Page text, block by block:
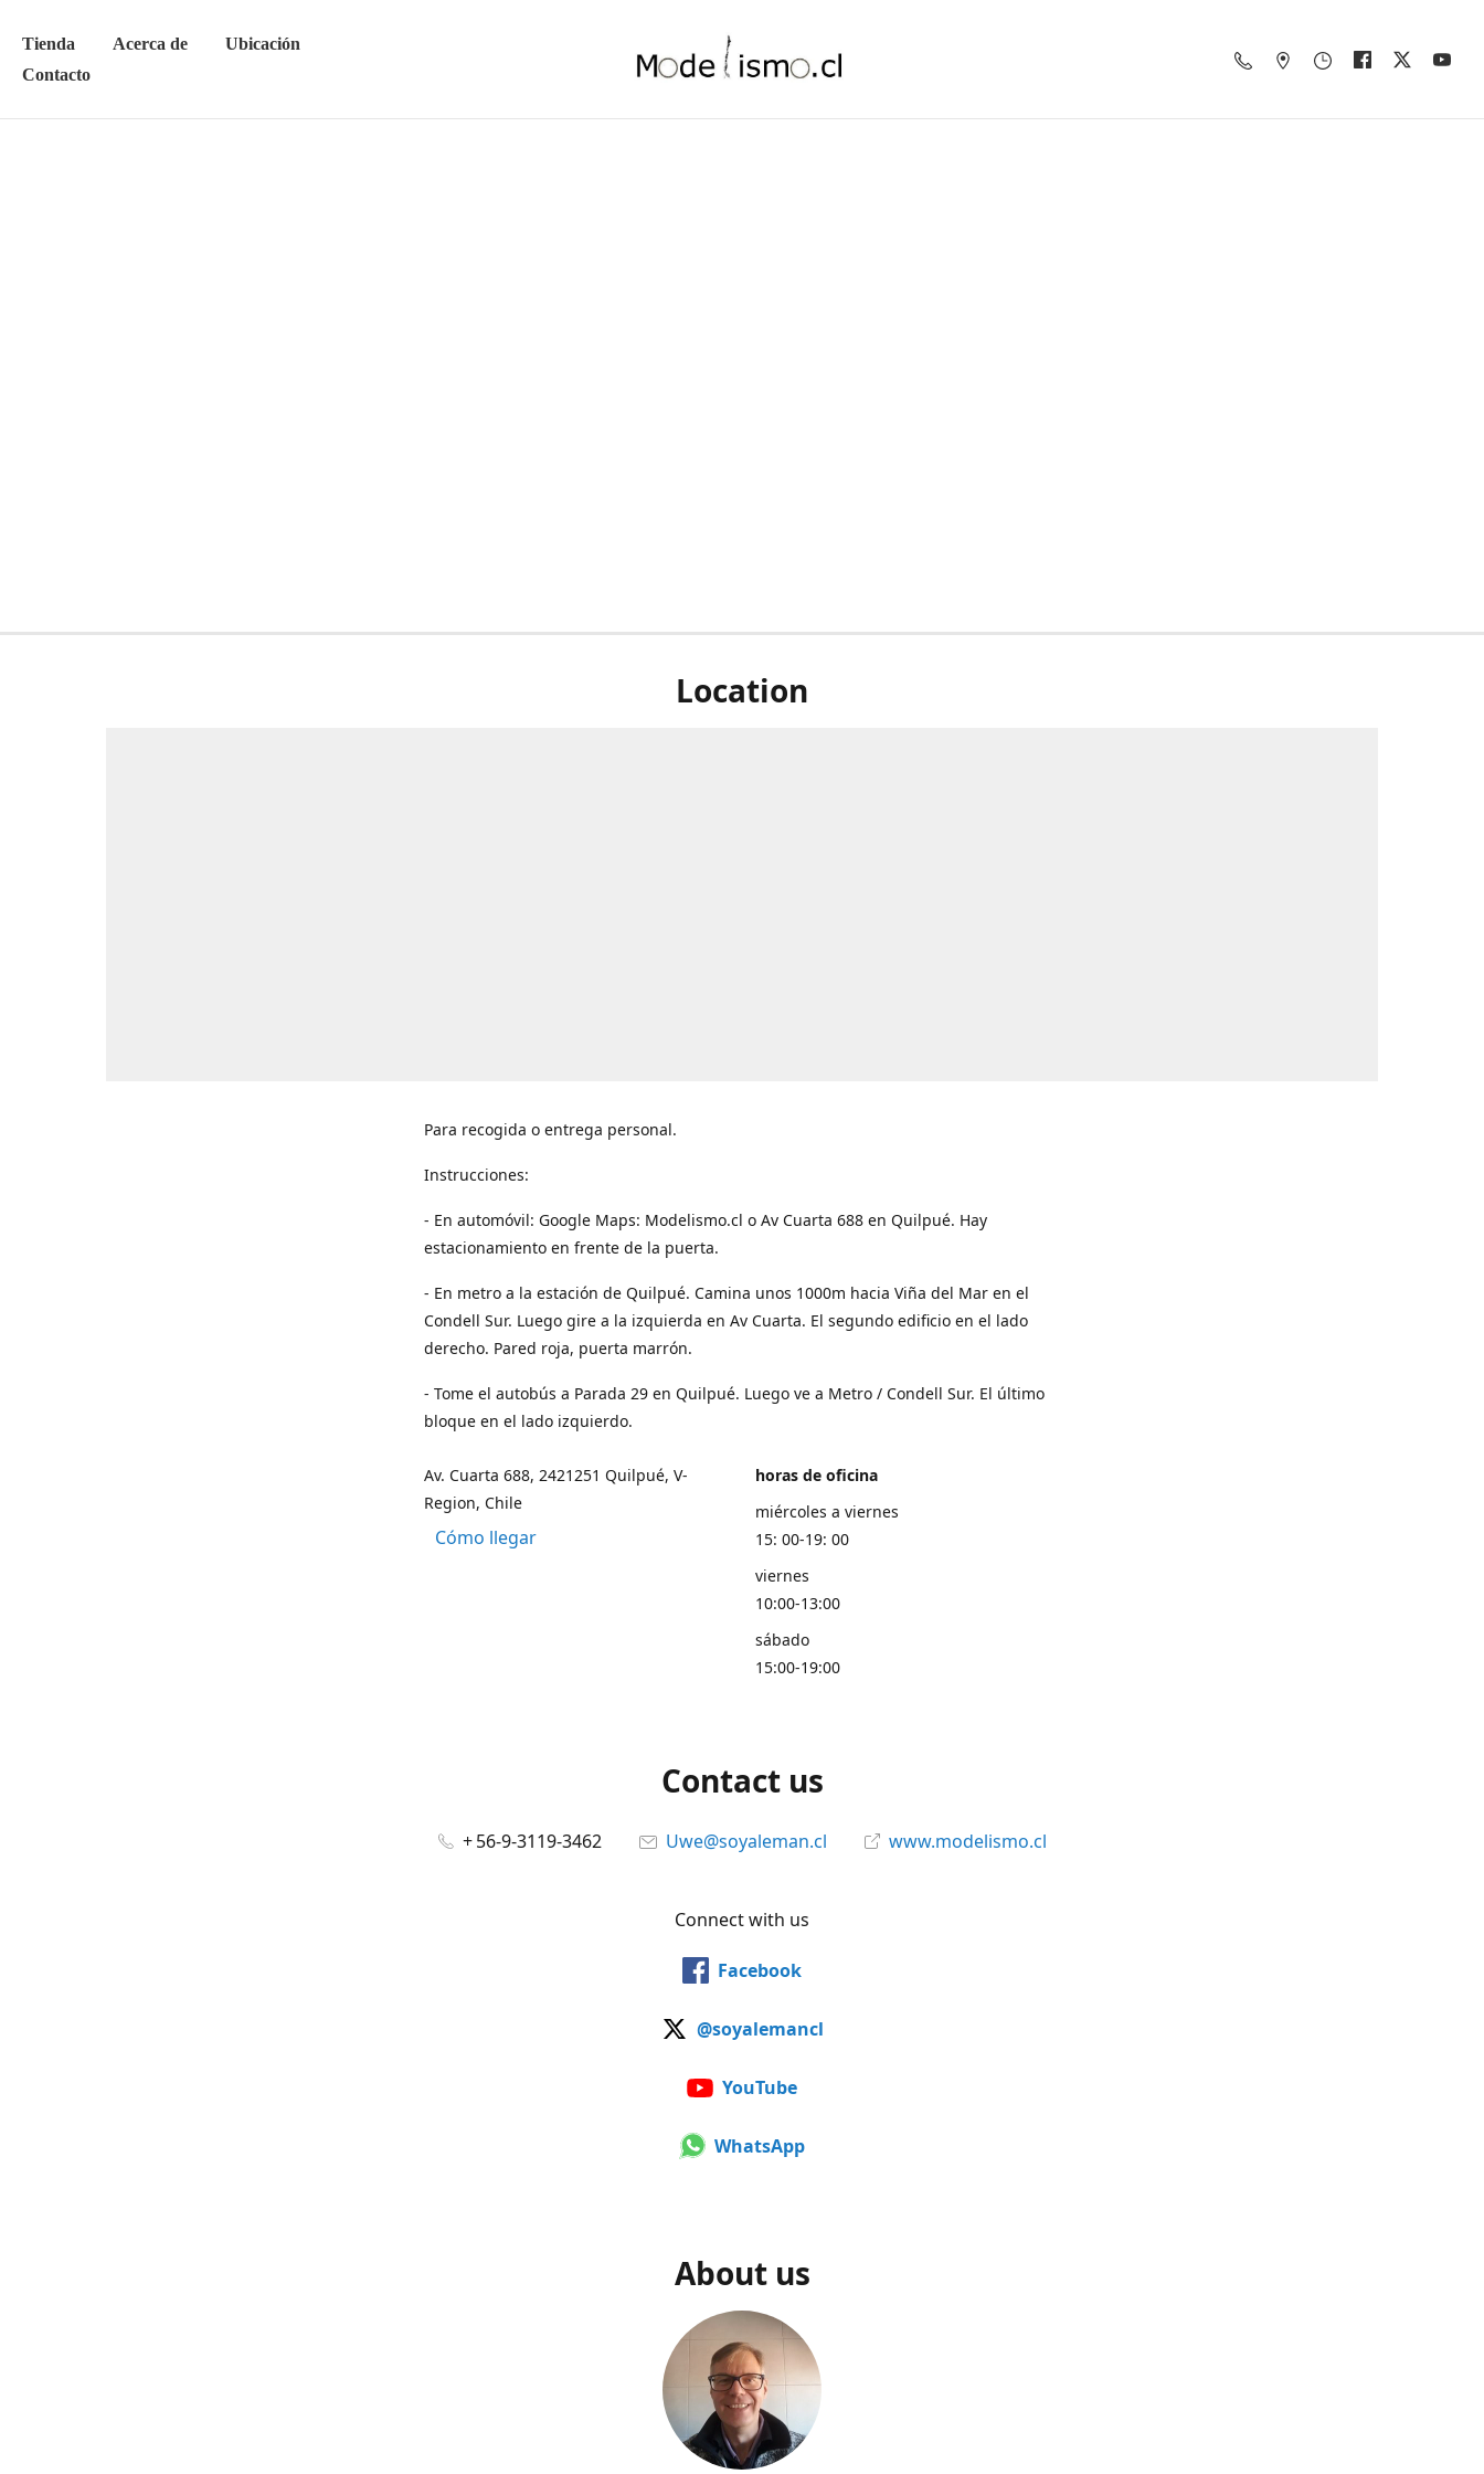
Tienda Acerca de
Ubicación
Contacto
Location
Para recogida o entrega personal.
Instrucciones:
- En automóvil: Google Maps: Modelismo.cl o Av Cuarta 688 en Quilpué. Hay
estacionamiento en frente de la puerta.
- En metro a la estación de Quilpué. Camina unos 1000m hacia Viña del Mar en el
Condell Sur. Luego gire a la izquierda en Av Cuarta. El segundo edificio en el lado
derecho. Pared roja, puerta marrón.
- Tome el autobús a Parada 29 en Quilpué. Luego ve a Metro / Condell Sur. El último
bloque en el lado izquierdo.
Av. Cuarta 688, 2421251 Quilpué, V-
Region, Chile
Cómo llegar
horas de oficina
miércoles a viernes
15: 00-19: 00
viernes
10:00-13:00
sábado
15:00-19:00
Contact us
+ 56-9-3119-3462 Uwe@soyaleman.cl www.modelismo.cl
Connect with us
Facebook
@soyalemancl
YouTube
WhatsApp
About us